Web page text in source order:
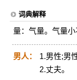
词典解释
量：气量。气量
男人：
1.男性;男
2.丈夫。